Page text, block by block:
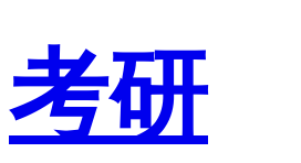
考研